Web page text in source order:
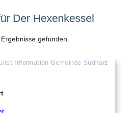
Der Hexenkessel
gefunden.
Information Gemeinde Südharz